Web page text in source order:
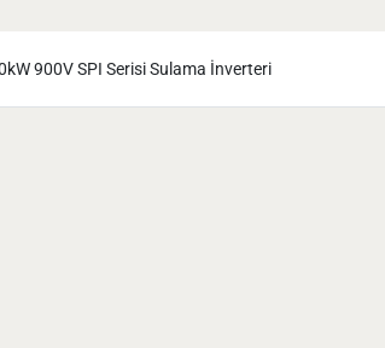
900V SPI Serisi Sulama İnverteri